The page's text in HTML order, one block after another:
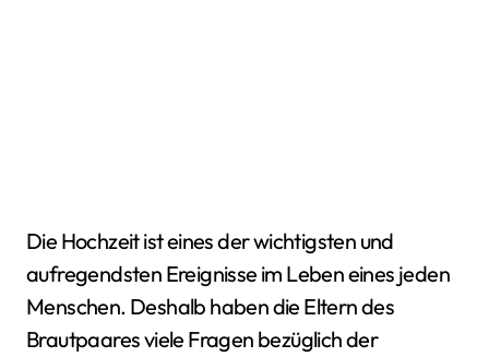
Die Hochzeit ist eines der wichtigsten und
aufregendsten Ereignisse im Leben eines jeden
Menschen. Deshalb haben die Eltern des
Brautpaares viele Fragen bezüglich der